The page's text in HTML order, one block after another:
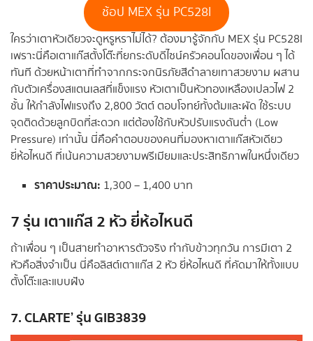
ช้อป MEX รุ่น PC528I
ใครว่าเตาหัวเดียวจะดูหรูหราไม่ได้? ต้องมารู้จักกับ MEX รุ่น PC528I
เพราะนี่คือเตาแก๊สตั้งโต๊ะที่ยกระดับดีไซน์ครัวคอนโดของเพื่อน ๆ ได้
ทันที ด้วยหน้าเตาที่ทำจากกระจกนิรภัยสีดำลายเทาสวยงาม ผสาน
กับตัวเครื่องสแตนเลสที่แข็งแรง หัวเตาเป็นหัวทองเหลืองเปลวไฟ 2
ชั้น ให้กำลังไฟแรงถึง 2,800 วัตต์ ตอบโจทย์ทั้งต้มและผัด ใช้ระบบ
จุดติดด้วยลูกบิดที่สะดวก แต่ต้องใช้กับหัวปรับแรงดันต่ำ (Low
Pressure) เท่านั้น นี่คือคำตอบของคนที่มองหาเตาแก๊สหัวเดียว
ยี่ห้อไหนดี ที่เน้นความสวยงามพรีเมียมและประสิทธิภาพในหนึ่งเดียว
ราคาประมาณ: 1,300 – 1,400 บาท
7 รุ่น เตาแก๊ส 2 หัว ยี่ห้อไหนดี
ถ้าเพื่อน ๆ เป็นสายทำอาหารตัวจริง ทำกับข้าวทุกวัน การมีเตา 2
หัวคือสิ่งจำเป็น นี่คือลิสต์เตาแก๊ส 2 หัว ยี่ห้อไหนดี ที่คัดมาให้ทั้งแบบ
ตั้งโต๊ะและแบบฝัง
7. CLARTE’ รุ่น GIB3839